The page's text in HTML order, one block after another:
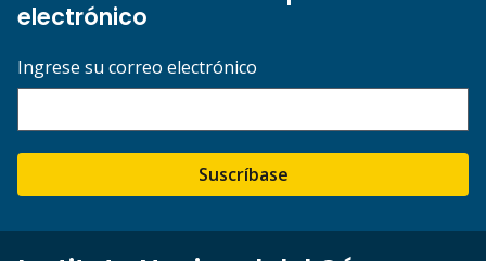
electrónico
Ingrese su correo electrónico
Suscríbase